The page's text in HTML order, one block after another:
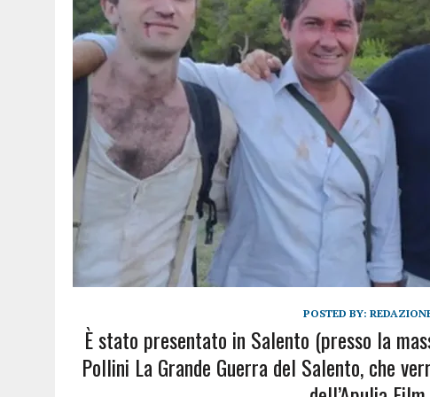
POSTED BY:
È stato presentato in Salento (presso la
Pollini La Grande Guerra del Salento, che